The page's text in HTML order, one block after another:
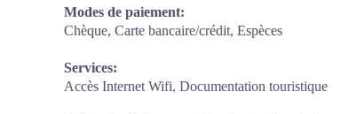
Modes de paiement:
Chèque, Carte bancaire/crédit, Espèces
Services:
Accès Internet Wifi, Documentation touristique